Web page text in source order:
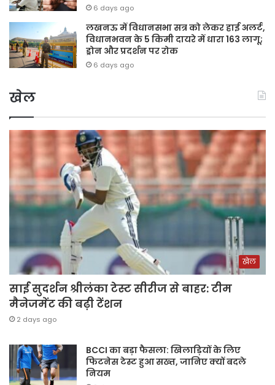
6 days ago
लखनऊ में विधानसभा सत्र को लेकर हाई अलर्ट,
विधानभवन के 5 किमी दायरे में धारा 163 लागू;
ड्रोन और प्रदर्शन पर रोक
6 days ago
खेल
खेल
साई सुदर्शन श्रीलंका टेस्ट सीरीज से बाहर: टीम
मैनेजमेंट की बढ़ी टेंशन
2 days ago
BCCI का बड़ा फैसला: खिलाड़ियों के लिए
फिटनेस टेस्ट हुआ सख्त, जानिए क्यों बदले
नियम